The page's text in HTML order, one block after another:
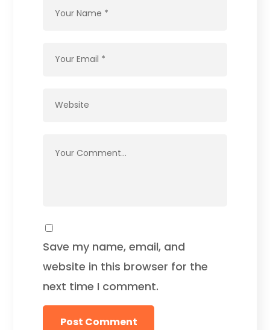
Save my name, email, and
website in this browser for the
next time I comment.